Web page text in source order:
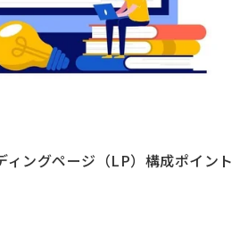
ィングページ（LP）構成ポイント